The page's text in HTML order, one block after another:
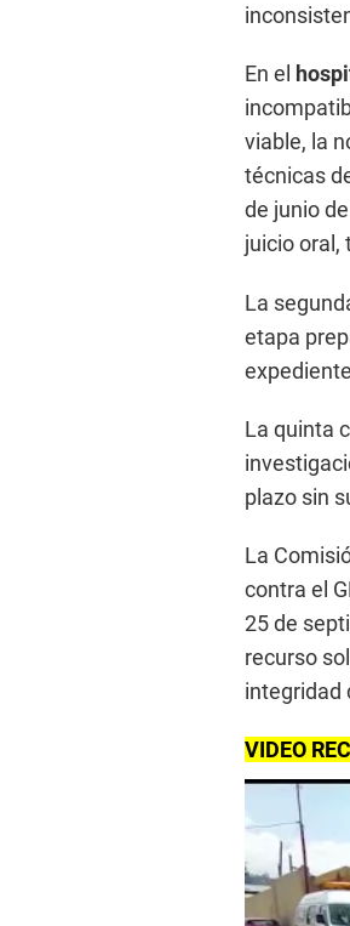
En el
viable, la
técnicas
de junio
juicio oral,
La
etapa
La quinta
plazo sin
La
contra el
25 de
recurso
integridad
VIDEO